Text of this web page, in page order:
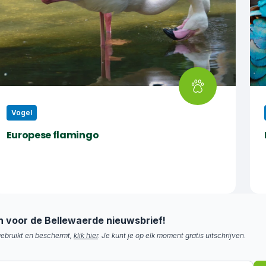
Vogel
Europese flamingo
alleen de voedingsresten blijven in hun bek zitten. De
ondersteboven houden om te kunnen eten. Tijdens je
voor de Bellewaerde nieuwsbrief!
en beschermt, klik hier. Je kunt je op elk moment gratis uitschrijven.